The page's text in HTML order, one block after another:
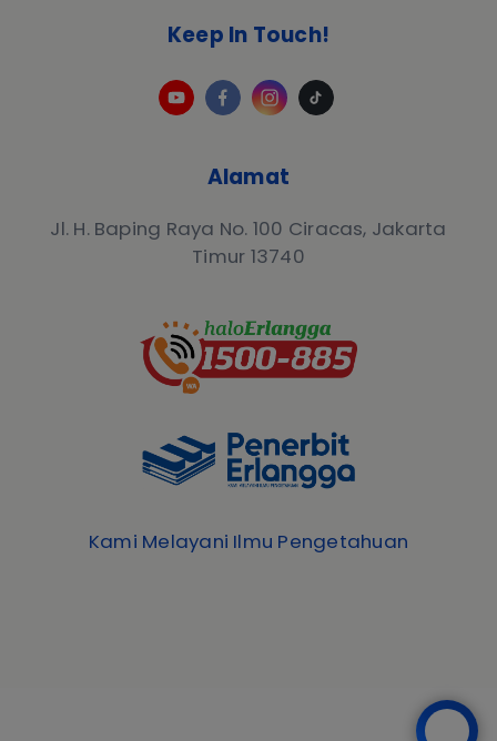
Alamat
Jl. H. Baping Raya No. 100 Ciracas, Jakarta
Timur 13740
Keep In Touch!
Kami Melayani Ilmu Pengetahuan